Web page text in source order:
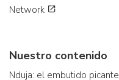
Network
Nuestro contenido
Nduja: el embutido picante